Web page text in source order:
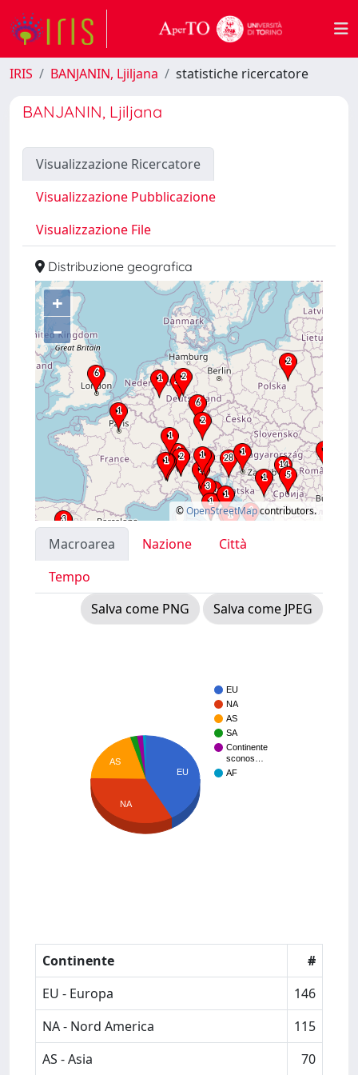
IRIS BANJANIN, Ljiljana statistiche ricercatore
BANJANIN, Ljiljana
Visualizzazione Ricercatore
Visualizzazione Pubblicazione
Visualizzazione File
Distribuzione geografica
+
–
©OpenStreetMapcontributors.
Macroarea Nazione
Città
Tempo
Salva come PNG
Salva come JPEG
EU
NA
AS
SA
Continente
sconos…
AF
EU
AS
NA
Continente
#
EU - Europa
146
NA - Nord America
115
AS - Asia
70